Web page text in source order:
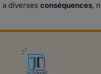
diverses conséquences,